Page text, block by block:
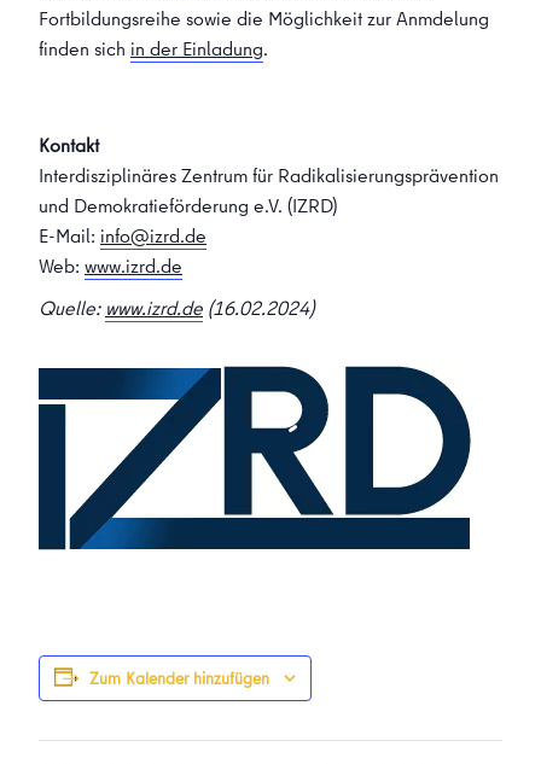
Fortbildungsreihe sowie die Möglichkeit zur Anmdelung
finden sich in der Einladung.
Kontakt
Interdisziplinäres Zentrum für Radikalisierungsprävention
und Demokratieförderung e.V. (IZRD)
E-Mail: info@izrd.de
Web: www.izrd.de
Quelle: www.izrd.de (16.02.2024)
Zum Kalender hinzufügen